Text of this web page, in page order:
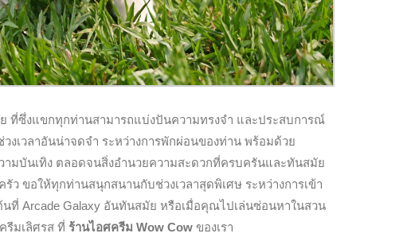
ที่ซึ่งแขกทุกท่านสามารถแบ่งปันความทรงจำ และประสบการณ์
งเวลาอันน่าจดจำ ระหว่างการพักผ่อนของท่าน พร้อมด้วย
มบันเทิง ตลอดจนสิ่งอำนวยความสะดวกที่ครบครันและทันสมัย
ขอให้ทุกท่านสนุกสนานกับช่วงเวลาสุดพิเศษ ระหว่างการเข้า
ที่ Arcade Galaxy อันทันสมัย หรือเมื่อคุณไปเล่นซ่อนหาในสวน
รีมเลิศรส ที่ ร้านไอศครีม Wow Cow ของเรา